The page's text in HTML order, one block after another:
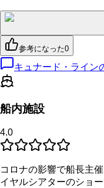
参考になった0
キュナード・ライン
船内施設
4.0
コロナの影響で船長主
イヤルシアターのショ